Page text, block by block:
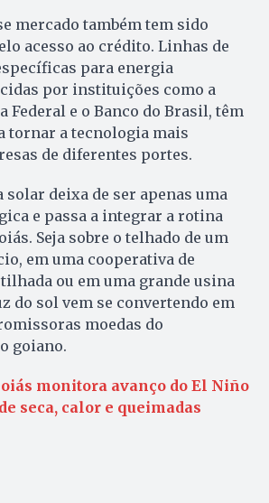
mercado também tem sido
acesso ao crédito. Linhas de
para energia
por instituições como a
Federal e o Banco do Brasil, têm
tornar a tecnologia mais
de diferentes portes.
solar deixa de ser apenas uma
e passa a integrar a rotina
Seja sobre o telhado de um
em uma cooperativa de
ou em uma grande usina
do sol vem se convertendo em
moedas do
goiano.
monitora avanço do El Niño
seca, calor e queimadas